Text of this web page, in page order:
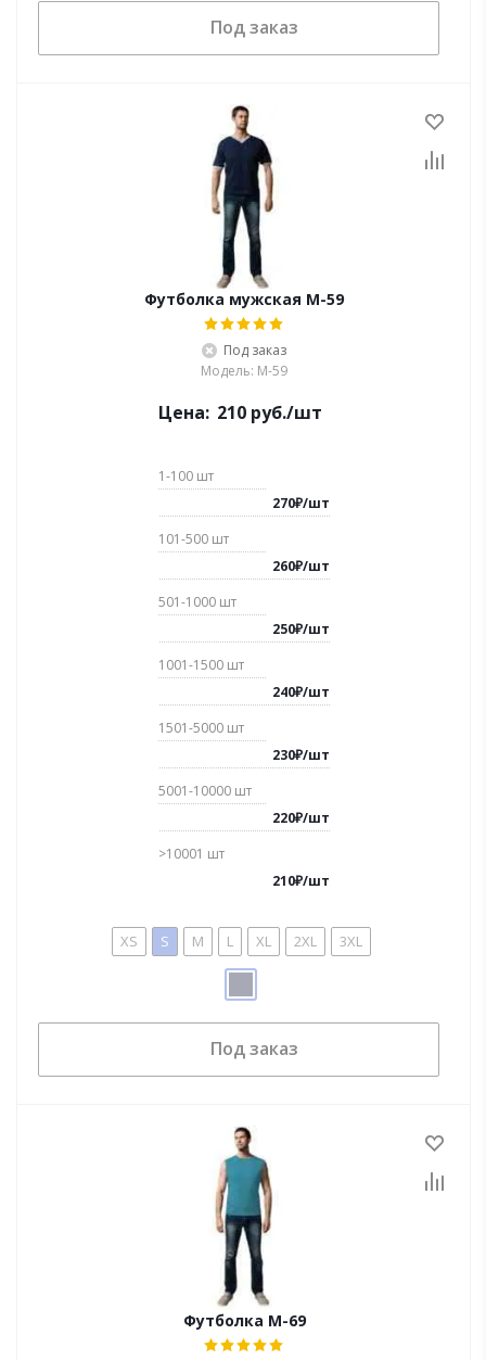
Под заказ
Футболка мужская М-59
Под заказ
Модель: М-59
Цена: 210 руб./шт
1-100 шт
270₽/шт
101-500 шт
260₽/шт
501-1000 шт
250₽/шт
1001-1500 шт
240₽/шт
1501-5000 шт
230₽/шт
5001-10000 шт
220₽/шт
>10001 шт
210₽/шт
XS S M L XL 2XL 3XL
Под заказ
Футболка М-69